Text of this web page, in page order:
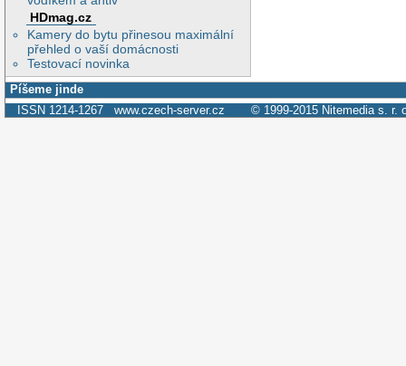
HDmag.cz
Kamery do bytu přinesou maximální
přehled o vaší domácnosti
Testovací novinka
Píšeme jinde
ISSN 1214-1267 www.czech-server.cz © 1999-2015 Nitemedia s. r.